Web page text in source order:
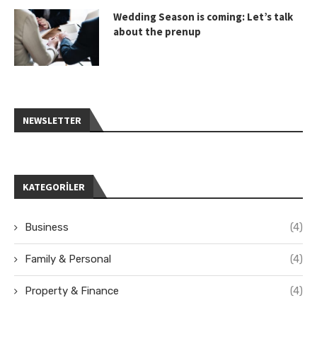
Wedding Season is coming: Let’s talk
about the prenup
NEWSLETTER
KATEGORILER
Business (4)
Family & Personal (4)
Property & Finance (4)